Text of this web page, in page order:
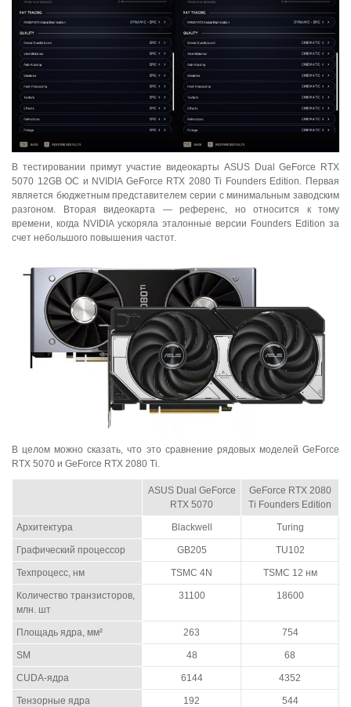
В тестировании примут участие видеокарты ASUS Dual GeForce RTX
5070 12GB OC и NVIDIA GeForce RTX 2080 Ti Founders Edition. Первая
является бюджетным представителем серии с минимальным заводским
разгоном. Вторая видеокарта — референс, но относится к тому
времени, когда NVIDIA ускоряла эталонные версии Founders Edition за
счет небольшого повышения частот.
В целом можно сказать, что это сравнение рядовых моделей GeForce
RTX 5070 и GeForce RTX 2080 Ti.
ASUS Dual GeForce
RTX 5070
GeForce RTX 2080
Ti Founders Edition
Архитектура Blackwell Turing
Графический процессор GB205 TU102
Техпроцесс, нм TSMC 4N TSMC 12 нм
Количество транзисторов,
млн. шт
31100 18600
Площадь ядра, мм² 263 754
SM 48 68
CUDA-ядра 6144 4352
Тензорные ядра 192 544